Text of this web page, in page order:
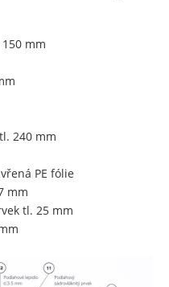
mm
240 mm
PE fólie
mm
tl. 25 mm